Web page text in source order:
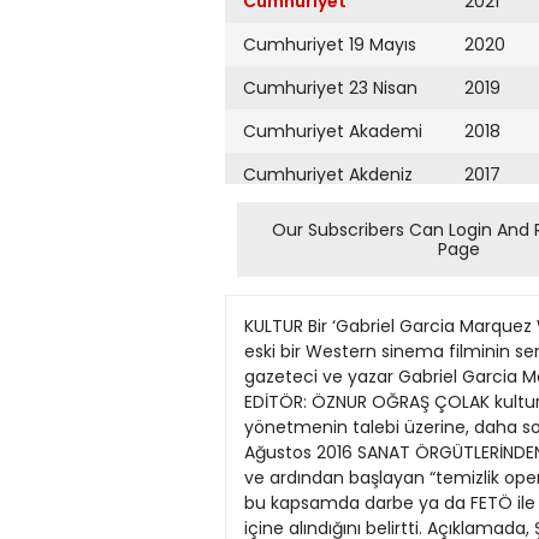
Cumhuriyet 19 Mayıs
Cumhuriyet 23 Nisan
Cumhuriyet Akademi
Cumhuriyet Akdeniz
Cumhuriyet Alışveriş
Cumhuriyet Ankara
Cumhuriyet Büyük
Taaruz
Cumhuriyet
Cumartesi
Cumhuriyet Çevre
2020
2019
2018
2017
2016
2015
2013
2012
2011
2010
2009
Our Subscribers Can Login And
Page
KULTUR Bir ‘Gabriel Garcia Marquez Westerni’ Yönetmenliğini Meksikalı Arturo Ripstein’ın yaptığı ‘Ölmek için Bir Zaman’ isimli, 1966 tarihli eski bir Western sinema filminin senaryosuna, ‘Yüzyıllık Yalnızlık’ isim li klasiğiyle bilinen Nobel Edebiyat ödüllü dünyaca ünlü Kolombiyalı gazeteci ve yazar Gabriel Garcia Marquez’in katkıda bulunduğu anlaşıldı. LA Times gazetesinde önceki gün Carolina Miranda’nın ver 16 EDİTÖR: ÖZNUR OĞRAŞ ÇOLAK kultur@cumhuriyet.com.tr diği özel habere bakılırsa, Marquez, senaryo için gereken hikâyeyi de, yönetmenin talebi üzerine, daha sonradan adını duyuracak Meksikalı meslektaşı Carlos Fuentes’in yardımını alarak yazmış. Cuma 5 Ağustos 2016 SANAT ÖRGÜTLERİNDEN ‘Ne darbe, ne OHAL’TEPKİBİLDİRİSİ Çok sayıdaki kültür sanat örgütü, 15 Temmuz gecesi darbe girişimi ve ardından başlayan “temizlik operasyonu” ile ilgili bir açıklama yaptı. Sanat örgütleri, açıklamasında bir “cadı avı” başladığını belirterek bu kapsamda darbe ya da FETÖ ile hiçbir ilişkisi olmayan aydınların, gazetecilerin ve sanatçıların hukuk dışı, kuralsız bir savrulmanın içine alındığını belirtti. Açıklamada, Şehir Tiyatroları’nda açığa alınan sanatçılar ve memurlarla dayanışma içinde olduklarını belirterek şu ifadelere yer verildi: “Elbetteki darbe girişiminde bulunan herkes yargı karşısına çıkarılmalı ve yasaların öngördüğü biçimde cezalandırılmalıdır. Ancak bu durumu fırsat bilen iktidar, muhalif gördüğü herkesi tasfiye etmek için adımlar atmakta, darbenin savuşturulmasını politik güce dönüştürmektedir. Darbeye karşı olduğumuz kadar sıkıyönetim koşullarına ‘Tehlikeli güzellik’ ve OHAL’e de karşıyız.” Açıklamada imzası olan sanat ör gütleri ise şöyle: “Oyuncular Sendikası, Kültür Sanat Sen, Türkiye Yazarlar Sendikası, Sinema Emekçileri Sendikası (Sine – Sen), İstanbul Şehir Tiyatrosu Sanatçıları Derneği (İŞTİSAN), Devlet Tiyatroları Opera ve Bale Çalışanları Vakfı (TOBAV), Opera Bale Vakfı (OBAV), Devlet Tiyatro ları Sanatçıları Derneği (DETİS), Opera Solistleri Derneği (OPSOD), Sanatçılar Girişimi, Kültürlerarası İletişim Disiplinlerarası Sanat Derneği (KİDS), Uluslararası PEN Türkiye Merkezi, Uluslararası Plastik Sanatçılar Derneği (UPSD), Tiyatro Eleştirmenleri Birliği (TEB), Sinema Yazarları Derneği (SİYAD), Piramid Sanat, Leman, Mimarlar Odası İstanbul Büyükkent Şubesi, Tiyatro Oyuncuları Meslek Birliği (TOMEB).” l Kültür Servisi Danimarkalı yönetmen Nicolas Winding Refn’in Cannes festivalinde skandal yaratan ‘Neon Şeytan’ gösterime giriyor Daha 16 yaşındaki